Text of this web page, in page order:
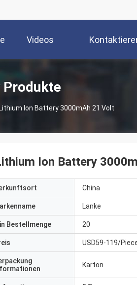
Videos
Ion Battery 3000mAh 21 Volt
Ion Battery
China
Lanke
Bestellmenge 20
USD59-119/
Karton